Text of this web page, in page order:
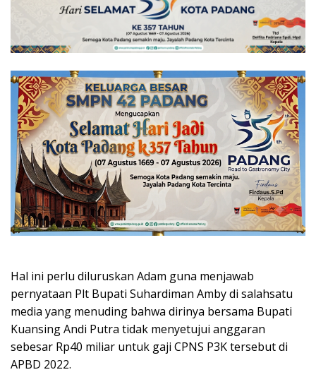
Hal ini perlu diluruskan Adam guna menjawab
pernyataan Plt Bupati Suhardiman Amby di salahsatu
media yang menuding bahwa dirinya bersama Bupati
Kuansing Andi Putra tidak menyetujui anggaran
sebesar Rp40 miliar untuk gaji CPNS P3K tersebut di
APBD 2022.